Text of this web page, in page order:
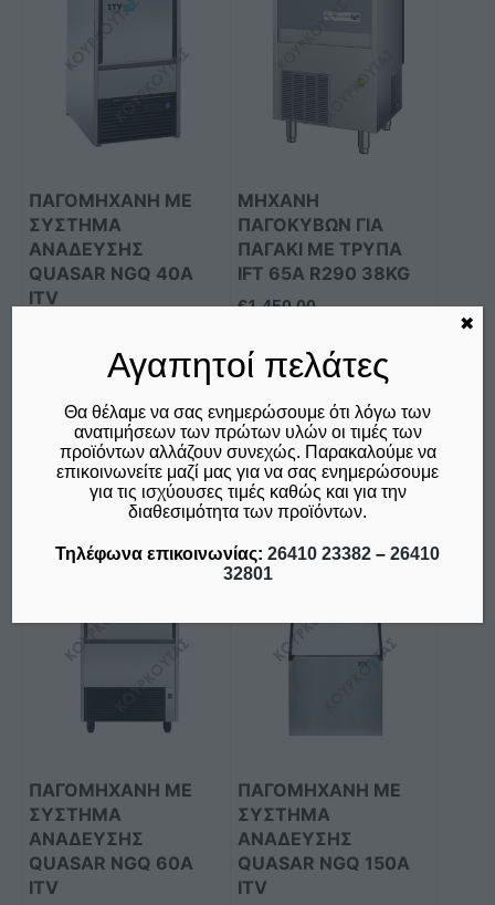
ΠΑΓΟΜΗΧΑΝΗ ΜΕ
ΣΥΣΤΗΜΑ
ΑΝΑΔΕΥΣΗΣ
QUASAR NGQ 40A
ITV
δεν συμπεριλαμβάνεται ο
Προσθήκη στο καλάθι
Σύγκριση
ΜΗΧΑΝΉ
ΠΑΓΟΚΎΒΩΝ ΓΙΑ
ΠΑΓΆΚΙ ΜΕ ΤΡΎΠΑ
IFT 65A R290 38KG
€1.450,00
Φ.Π.Α. 24%
Προσθήκη στο καλάθι
Σύγκριση
ΠΑΓΟΜΗΧΑΝΗ ΜΕ
ΣΥΣΤΗΜΑ
ΑΝΑΔΕΥΣΗΣ
QUASAR NGQ 60A
ITV
ΠΑΓΟΜΗΧΑΝΗ ΜΕ
ΣΥΣΤΗΜΑ
ΑΝΑΔΕΥΣΗΣ
QUASAR NGQ 150A
ITV
Αγαπητοί πελάτες
Θα θέλαμε να σας ενημερώσουμε ότι λόγω των
ανατιμήσεων των πρώτων υλών οι τιμές των
προϊόντων αλλάζουν συνεχώς. Παρακαλούμε να
επικοινωνείτε μαζί μας για να σας ενημερώσουμε
για τις ισχύουσες τιμές καθώς και για την
διαθεσιμότητα των προϊόντων.
Τηλέφωνα επικοινωνίας: 26410 23382 – 26410
32801
✖